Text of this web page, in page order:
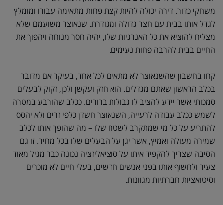
משחקי כדור. דירה יכולה להיות קצת פחות מתאימה עבורו ומומלץ
לגדל אותו בבית עם חצר גדולה ומגודרת. שנאוצר משועמם שלא
מצליח להוציא את כל האנרגיות שלו, יהיה חסר מנוחה ויהפוך את
החיים בבית להרבה פחות נעימים.
קחו בחשבון שהשנאוצר לא מתאים לכל אחד, בעיקר אם מדובר
בכלב הראשון שאתם מגדלים. הוא חזק ועקשן ולכן, זקוק לבעלים
סמכותי אשר יידע להציב לו גבולות ברורים. ככלב שהורבע במטרה
לשמש ככלב עבודה לרעייה, השנאוצר חשדן כלפי זרים ולא יהסס
להתריע על כל מי שמתקרב לשטח שלו – מה שהופך אותו לכלב
שמירה מעולה ואמיץ, אשר יגן על הבעלים שלו בכל מחיר. זו גם
הסיבה שצריך להקפיד איתו על סוציאליזציה נכונה כבר מגיל מאוד
צעיר ולחשוף אותו בפני אנשים חדשים, בעלי חיים לא מוכרים
וסיטואציות חברתיות מגוונות.